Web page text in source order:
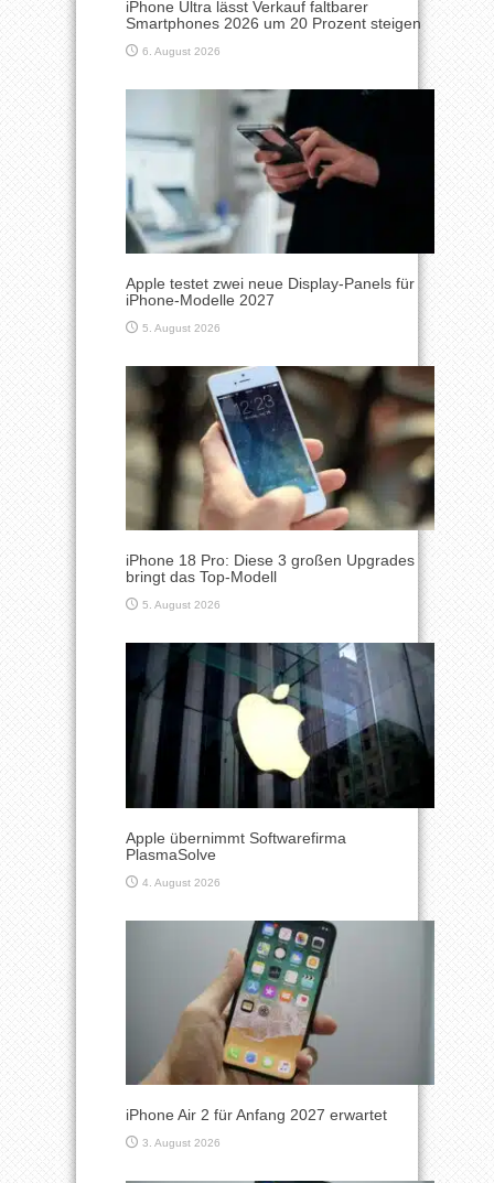
iPhone Ultra lässt Verkauf faltbarer
Smartphones 2026 um 20 Prozent steigen
6. August 2026
Apple testet zwei neue Display-Panels für
iPhone-Modelle 2027
5. August 2026
iPhone 18 Pro: Diese 3 großen Upgrades
bringt das Top-Modell
5. August 2026
Apple übernimmt Softwarefirma
PlasmaSolve
4. August 2026
iPhone Air 2 für Anfang 2027 erwartet
3. August 2026